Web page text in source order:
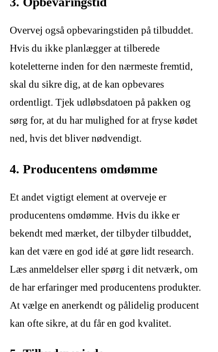
Overvej også opbevaringstiden på tilbuddet.
Hvis du ikke planlægger at tilberede
koteletterne inden for den nærmeste fremtid,
skal du sikre dig, at de kan opbevares
ordentligt. Tjek udløbsdatoen på pakken og
sørg for, at du har mulighed for at fryse kødet
ned, hvis det bliver nødvendigt.
4. Producentens omdømme
Et andet vigtigt element at overveje er
producentens omdømme. Hvis du ikke er
bekendt med mærket, der tilbyder tilbuddet,
kan det være en god idé at gøre lidt research.
Læs anmeldelser eller spørg i dit netværk, om
de har erfaringer med producentens produkter.
At vælge en anerkendt og pålidelig producent
kan ofte sikre, at du får en god kvalitet.